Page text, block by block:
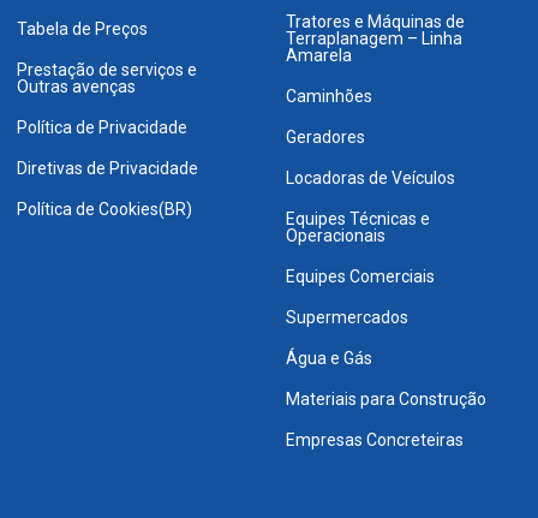
Tabela de Preços
Prestação de serviços e
Outras avenças
Política de Privacidade
Diretivas de Privacidade
Política de Cookies(BR)
Tratores e Máquinas de
Terraplanagem – Linha
Amarela
Caminhões
Geradores
Locadoras de Veículos
Equipes Técnicas e
Operacionais
Equipes Comerciais
Supermercados
Água e Gás
Materiais para Construção
Empresas Concreteiras